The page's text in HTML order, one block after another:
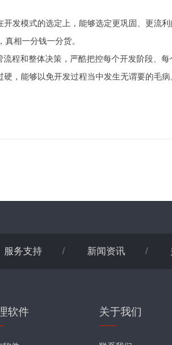
发模式的选定上，能够选定更巩固、更流
相一分钱一分货。
程和整体决策，严酷把控每个开发阶段、
，能够以免开发过程当中发生无谓要的毛
服务支持 / 新闻资讯 /
软件 关于我们